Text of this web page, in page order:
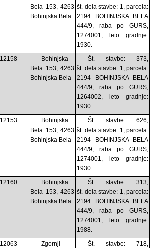
Bela 153, 4263
Bohinjska Bela
št. dela stavbe: 1, parcela:
2194 BOHINJSKA BELA
444/9, raba po GURS,
1274001, leto gradnje:
1930.
12158
Bohinjska
Bela 153, 4263
Bohinjska Bela
Št. stavbe: 373,
št. dela stavbe: 1, parcela:
2194 BOHINJSKA BELA
444/9, raba po GURS,
1264002, leto gradnje:
1930.
12153
Bohinjska
Bela 153, 4263
Bohinjska Bela
Št. stavbe: 626,
št. dela stavbe: 1, parcela:
2194 BOHINJSKA BELA
444/9, raba po GURS,
1274001, leto gradnje:
1930.
12160
Bohinjska
Bela 153, 4263
Bohinjska Bela
Št. stavbe: 313,
št. dela stavbe: 1, parcela:
2194 BOHINJSKA BELA
444/9, raba po GURS,
1274001, leto gradnje:
1988.
12063
Zgornji
Št. stavbe: 718,